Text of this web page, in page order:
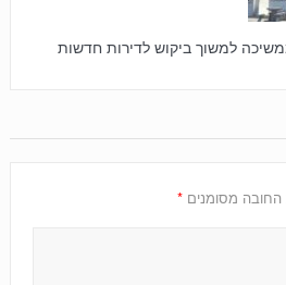
למשוך ביקוש לדירות חדשות
החובה מסומנים *